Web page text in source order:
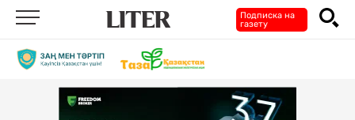
Подписка на
газету